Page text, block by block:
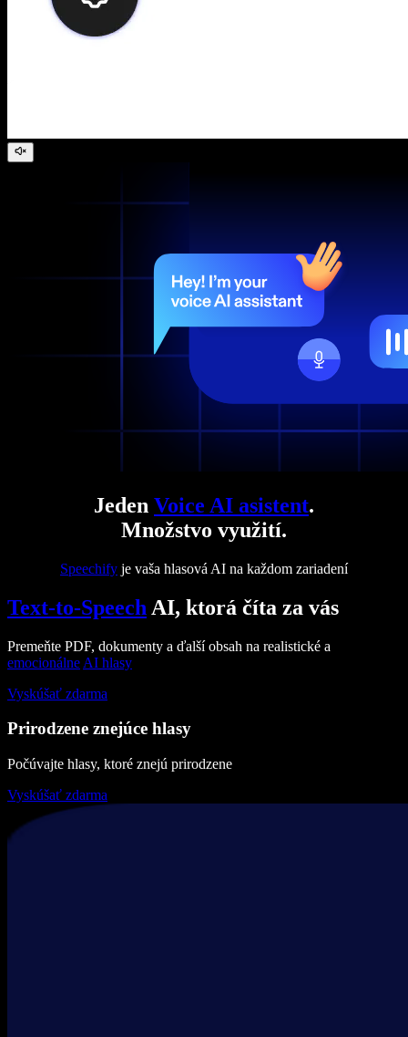
Jeden Voice AI asistent.
Množstvo využití.
Speechify je vaša hlasová AI na každom zariadení
Text-to-Speech AI, ktorá číta za vás
Premeňte PDF, dokumenty a ďalší obsah na realistické a
emocionálne AI hlasy
Vyskúšať zdarma
Prirodzene znejúce hlasy
Počúvajte hlasy, ktoré znejú prirodzene
Vyskúšať zdarma